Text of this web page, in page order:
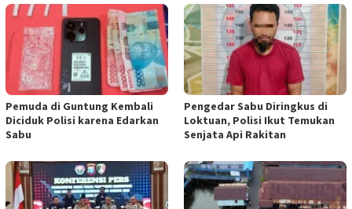
Pemuda di Guntung Kembali
Diciduk Polisi karena Edarkan
Sabu
Pengedar Sabu Diringkus di
Loktuan, Polisi Ikut Temukan
Senjata Api Rakitan